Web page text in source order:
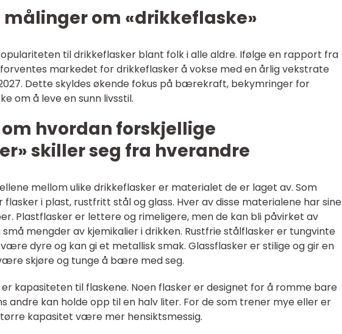
om «drikkeflaske»
til drikkeflasker blant folk i alle aldre. Ifølge en rapport fra
markedet for drikkeflasker å vokse med en årlig vekstrate
Dette skyldes økende fokus på bærekraft, bekymringer for
om å leve en sunn livsstil.
om hvordan forskjellige
skiller seg fra hverandre
mellom ulike drikkeflasker er materialet de er laget av. Som
i plast, rustfritt stål og glass. Hver av disse materialene har sine
Plastflasker er lettere og rimeligere, men de kan bli påvirket av
mengder av kjemikalier i drikken. Rustfrie stålflasker er tungvinte
dyre og kan gi et metallisk smak. Glassflasker er stilige og gir en
skjøre og tunge å bære med seg.
er kapasiteten til flaskene. Noen flasker er designet for å romme bare
andre kan holde opp til en halv liter. For de som trener mye eller er
kapasitet være mer hensiktsmessig.